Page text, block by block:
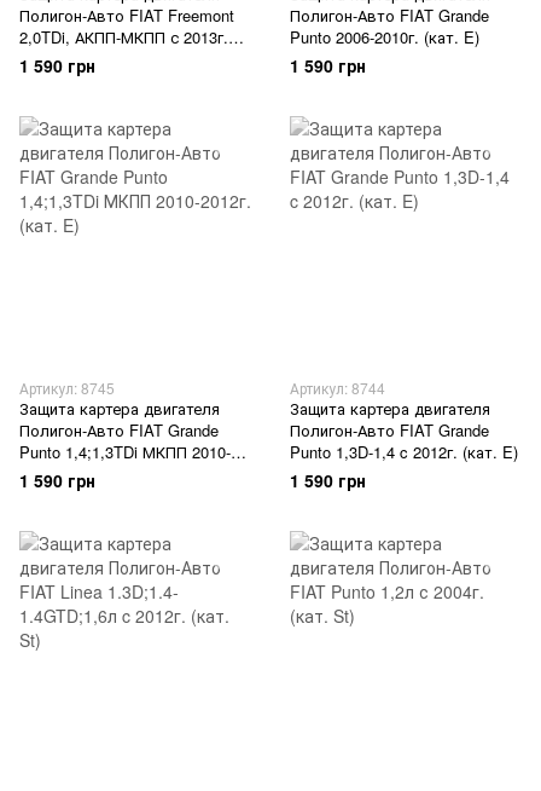
Полигон-Авто FIAT Freemont
2,0TDi, АКПП-МКПП с 2013г.
(кат. A)
1 590 грн
Полигон-Авто FIAT Grande
Punto 2006-2010г. (кат. E)
1 590 грн
Артикул: 8745
Защита картера двигателя
Полигон-Авто FIAT Grande
Punto 1,4;1,3TDi МКПП 2010-
2012г. (кат. E)
1 590 грн
Артикул: 8744
Защита картера двигателя
Полигон-Авто FIAT Grande
Punto 1,3D-1,4 c 2012г. (кат. E)
1 590 грн